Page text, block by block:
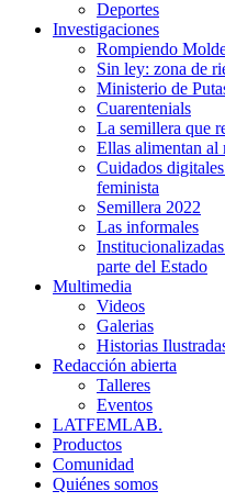
Deportes
Investigaciones
Rompiendo
Sin ley: zona de
Ministerio de
Cuarentenials
La semillera que
Ellas alimentan al
Cuidados
feminista
Semillera 2022
Las informales
parte del Estado
Multimedia
Videos
Galerias
Historias
Redacción abierta
Talleres
Eventos
LATFEMLAB.
Productos
Comunidad
Quiénes somos